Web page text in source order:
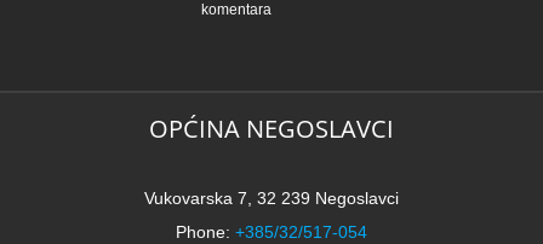
komentara
OPĆINA NEGOSLAVCI
Vukovarska 7, 32 239 Negoslavci
Phone: +385/32/517-054